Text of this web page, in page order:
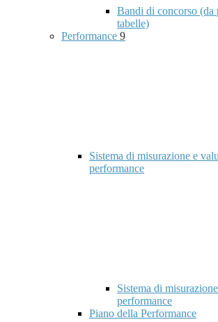
Bandi di concorso (da
tabelle)
Performance 9
Sistema di misurazione e
performance
Sistema di
performance
Piano della Performance